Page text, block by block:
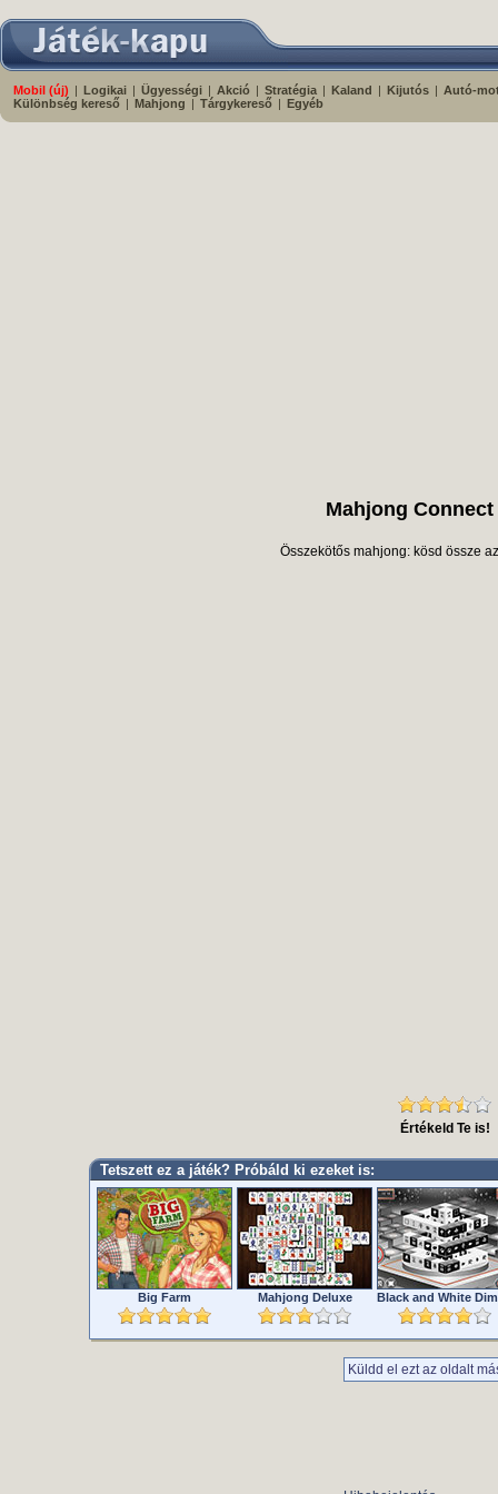
Mobil (új) | Logikai | Ügyességi | Akció | Stratégia | Kaland | Kijutós | Autó-
Különbség kereső | Mahjong | Tárgykereső | Egyéb
Mahjong Connect
Összekötős mahjong: kösd össze
Értékeld Te is!
Tetszett ez a játék? Próbáld ki ezeket is:
Big Farm Mahjong Deluxe
Küldd el ezt az oldalt